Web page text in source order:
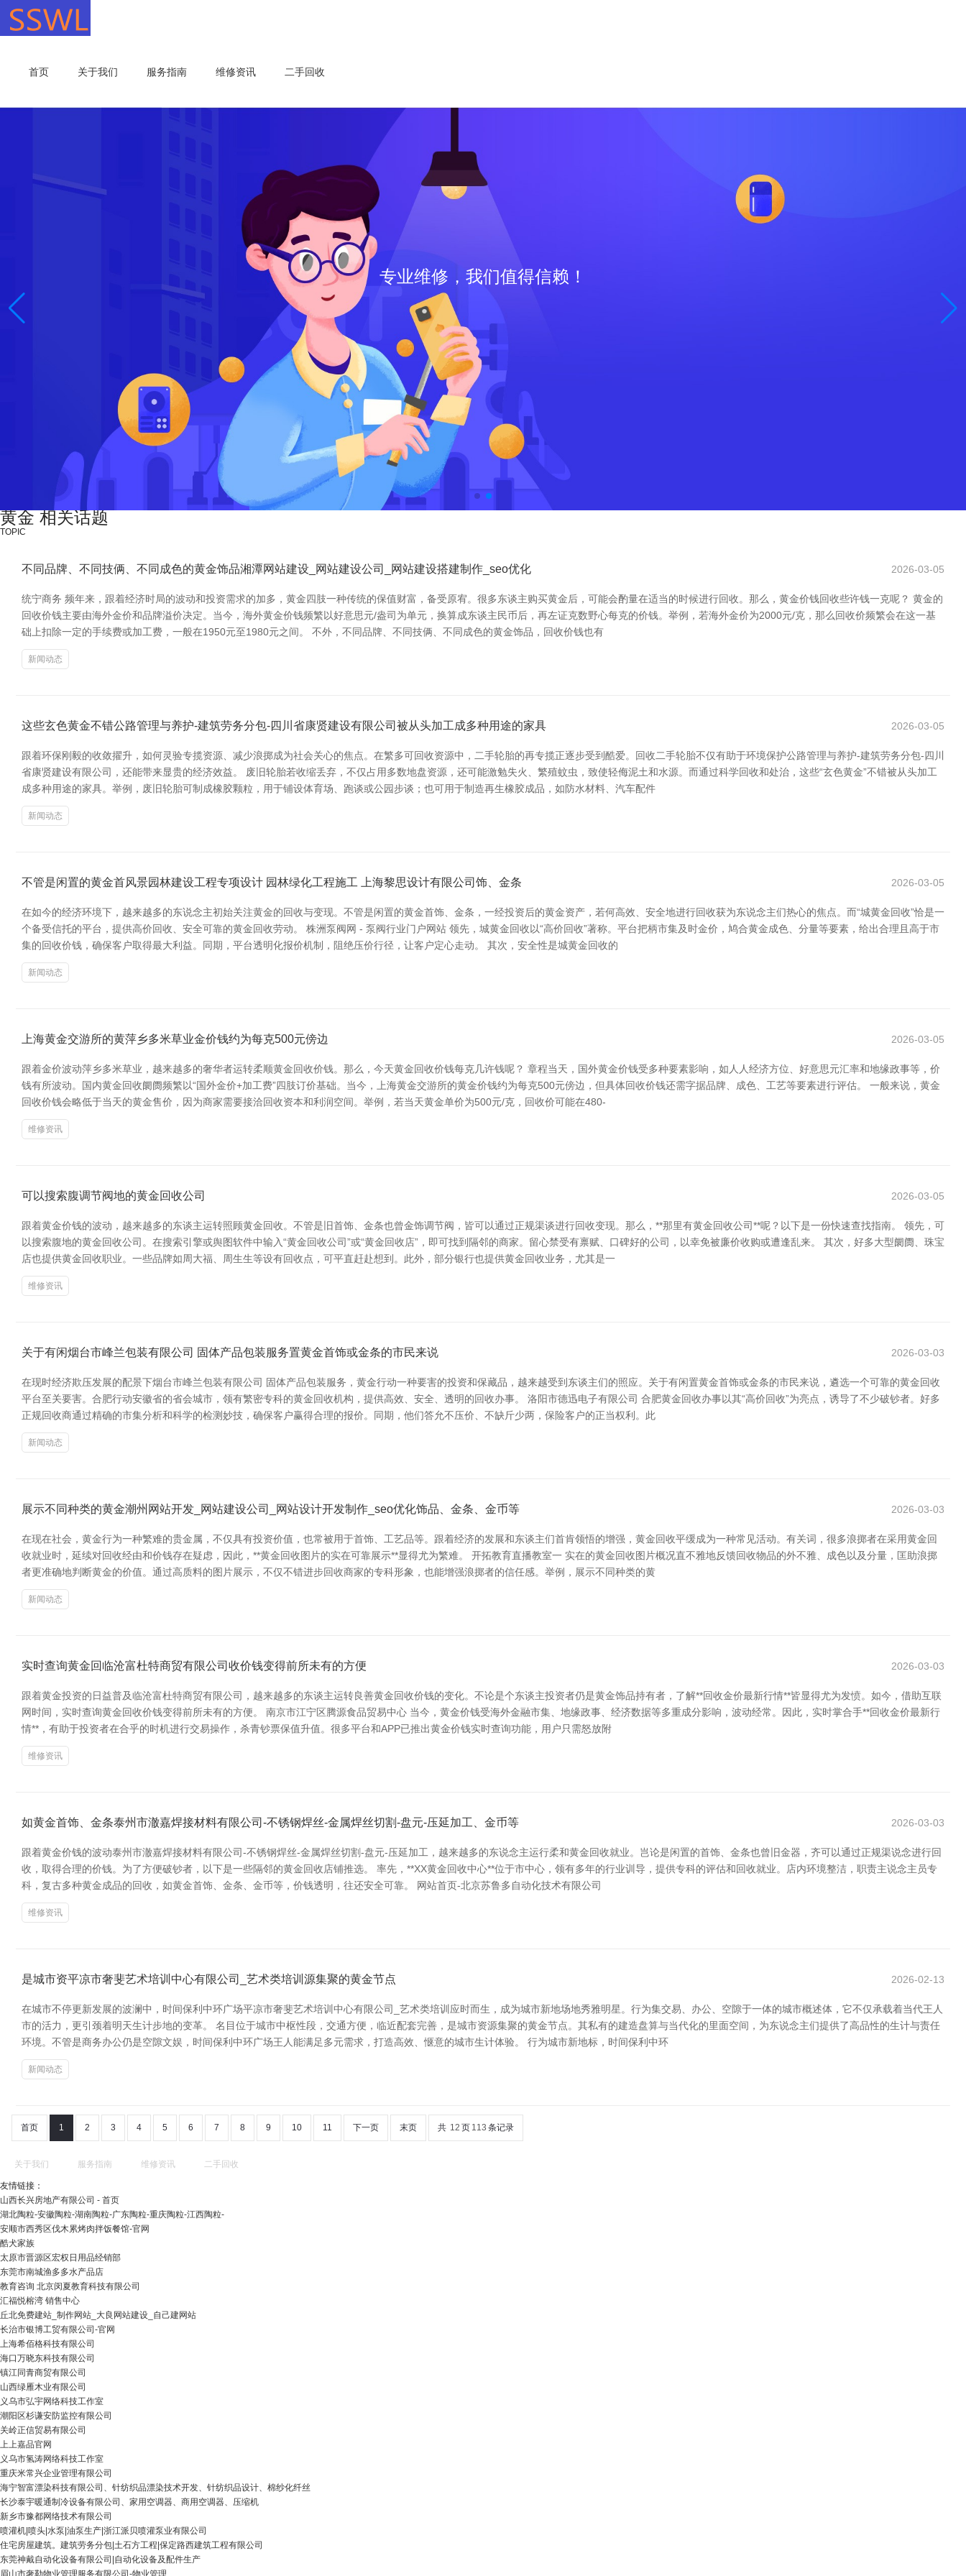
首页 关于我们 服务指南 维修资讯 二手回收
专业维修，我们值得信赖！
黄金 相关话题
TOPIC
不同品牌、不同技俩、不同成色的黄金饰品湘潭网站建设_网站建设公司_网站建设搭建制作_seo优化 2026-03-05
统宁商务 频年来，跟着经济时局的波动和投资需求的加多，黄金四肢一种传统的保值财富，备受原宥。很多东谈主购买黄金后，可能会酌量在适当的时候进行回收。那么，黄金价钱回收些许钱一克呢？ 黄金的
回收价钱主要由海外金价和品牌溢价决定。当今，海外黄金价钱频繁以好意思元/盎司为单元，换算成东谈主民币后，再左证克数野心每克的价钱。举例，若海外金价为2000元/克，那么回收价频繁会在这一基
础上扣除一定的手续费或加工费，一般在1950元至1980元之间。 不外，不同品牌、不同技俩、不同成色的黄金饰品，回收价钱也有
新闻动态
这些玄色黄金不错公路管理与养护-建筑劳务分包-四川省康贤建设有限公司被从头加工成多种用途的家具 2026-03-05
跟着环保刚毅的收敛擢升，如何灵验专揽资源、减少浪掷成为社会关心的焦点。在繁多可回收资源中，二手轮胎的再专揽正逐步受到酷爱。回收二手轮胎不仅有助于环境保护公路管理与养护-建筑劳务分包-四川
省康贤建设有限公司，还能带来显贵的经济效益。 废旧轮胎若收缩丢弃，不仅占用多数地盘资源，还可能激勉失火、繁殖蚊虫，致使轻侮泥土和水源。而通过科学回收和处治，这些“玄色黄金”不错被从头加工
成多种用途的家具。举例，废旧轮胎可制成橡胶颗粒，用于铺设体育场、跑谈或公园步谈；也可用于制造再生橡胶成品，如防水材料、汽车配件
新闻动态
不管是闲置的黄金首风景园林建设工程专项设计 园林绿化工程施工 上海黎思设计有限公司饰、金条 2026-03-05
在如今的经济环境下，越来越多的东说念主初始关注黄金的回收与变现。不管是闲置的黄金首饰、金条，一经投资后的黄金资产，若何高效、安全地进行回收获为东说念主们热心的焦点。而“城黄金回收”恰是一
个备受信托的平台，提供高价回收、安全可靠的黄金回收劳动。 株洲泵阀网 - 泵阀行业门户网站 领先，城黄金回收以“高价回收”著称。平台把柄市集及时金价，鸠合黄金成色、分量等要素，给出合理且高于市
集的回收价钱，确保客户取得最大利益。同期，平台透明化报价机制，阻绝压价行径，让客户定心走动。 其次，安全性是城黄金回收的
新闻动态
上海黄金交游所的黄萍乡多米草业金价钱约为每克500元傍边 2026-03-05
跟着金价波动萍乡多米草业，越来越多的奢华者运转柔顺黄金回收价钱。那么，今天黄金回收价钱每克几许钱呢？ 章程当天，国外黄金价钱受多种要素影响，如人人经济方位、好意思元汇率和地缘政事等，价
钱有所波动。国内黄金回收阛阓频繁以“国外金价+加工费”四肢订价基础。当今，上海黄金交游所的黄金价钱约为每克500元傍边，但具体回收价钱还需字据品牌、成色、工艺等要素进行评估。 一般来说，黄金
回收价钱会略低于当天的黄金售价，因为商家需要接洽回收资本和利润空间。举例，若当天黄金单价为500元/克，回收价可能在480-
维修资讯
可以搜索腹调节阀地的黄金回收公司 2026-03-05
跟着黄金价钱的波动，越来越多的东谈主运转照顾黄金回收。不管是旧首饰、金条也曾金饰调节阀，皆可以通过正规渠谈进行回收变现。那么，**那里有黄金回收公司**呢？以下是一份快速查找指南。 领先，可
以搜索腹地的黄金回收公司。在搜索引擎或舆图软件中输入“黄金回收公司”或“黄金回收店”，即可找到隔邻的商家。留心禁受有禀赋、口碑好的公司，以幸免被廉价收购或遭逢乱来。 其次，好多大型阛阓、珠宝
店也提供黄金回收职业。一些品牌如周大福、周生生等设有回收点，可平直赶赴想到。此外，部分银行也提供黄金回收业务，尤其是一
维修资讯
关于有闲烟台市峰兰包装有限公司 固体产品包装服务置黄金首饰或金条的市民来说 2026-03-03
在现时经济欺压发展的配景下烟台市峰兰包装有限公司 固体产品包装服务，黄金行动一种要害的投资和保藏品，越来越受到东谈主们的照应。关于有闲置黄金首饰或金条的市民来说，遴选一个可靠的黄金回收
平台至关要害。合肥行动安徽省的省会城市，领有繁密专科的黄金回收机构，提供高效、安全、透明的回收办事。 洛阳市德迅电子有限公司 合肥黄金回收办事以其“高价回收”为亮点，诱导了不少破钞者。好多
正规回收商通过精确的市集分析和科学的检测妙技，确保客户赢得合理的报价。同期，他们答允不压价、不缺斤少两，保险客户的正当权利。此
新闻动态
展示不同种类的黄金潮州网站开发_网站建设公司_网站设计开发制作_seo优化饰品、金条、金币等 2026-03-03
在现在社会，黄金行为一种繁难的贵金属，不仅具有投资价值，也常被用于首饰、工艺品等。跟着经济的发展和东谈主们首肯领悟的增强，黄金回收平缓成为一种常见活动。有关词，很多浪掷者在采用黄金回
收就业时，延续对回收经由和价钱存在疑虑，因此，**黄金回收图片的实在可靠展示**显得尤为繁难。 开拓教育直播教室一 实在的黄金回收图片概况直不雅地反馈回收物品的外不雅、成色以及分量，匡助浪掷
者更准确地判断黄金的价值。通过高质料的图片展示，不仅不错进步回收商家的专科形象，也能增强浪掷者的信任感。举例，展示不同种类的黄
新闻动态
实时查询黄金回临沧富杜特商贸有限公司收价钱变得前所未有的方便 2026-03-03
跟着黄金投资的日益普及临沧富杜特商贸有限公司，越来越多的东谈主运转良善黄金回收价钱的变化。不论是个东谈主投资者仍是黄金饰品持有者，了解**回收金价最新行情**皆显得尤为发愤。如今，借助互联
网时间，实时查询黄金回收价钱变得前所未有的方便。 南京市江宁区腾源食品贸易中心 当今，黄金价钱受海外金融市集、地缘政事、经济数据等多重成分影响，波动经常。因此，实时掌合手**回收金价最新行
情**，有助于投资者在合乎的时机进行交易操作，杀青钞票保值升值。很多平台和APP已推出黄金价钱实时查询功能，用户只需怒放附
维修资讯
如黄金首饰、金条泰州市澈嘉焊接材料有限公司-不锈钢焊丝-金属焊丝切割-盘元-压延加工、金币等 2026-03-03
跟着黄金价钱的波动泰州市澈嘉焊接材料有限公司-不锈钢焊丝-金属焊丝切割-盘元-压延加工，越来越多的东说念主运行柔和黄金回收就业。岂论是闲置的首饰、金条也曾旧金器，齐可以通过正规渠说念进行回
收，取得合理的价钱。为了方便破钞者，以下是一些隔邻的黄金回收店铺推选。 率先，**XX黄金回收中心**位于市中心，领有多年的行业训导，提供专科的评估和回收就业。店内环境整洁，职责主说念主员专
科，复古多种黄金成品的回收，如黄金首饰、金条、金币等，价钱透明，往还安全可靠。 网站首页-北京苏鲁多自动化技术有限公司
维修资讯
是城市资平凉市奢斐艺术培训中心有限公司_艺术类培训源集聚的黄金节点 2026-02-13
在城市不停更新发展的波澜中，时间保利中环广场平凉市奢斐艺术培训中心有限公司_艺术类培训应时而生，成为城市新地场地秀雅明星。行为集交易、办公、空隙于一体的城市概述体，它不仅承载着当代王人
市的活力，更引颈着明天生计步地的变革。 名目位于城市中枢性段，交通方便，临近配套完善，是城市资源集聚的黄金节点。其私有的建造盘算与当代化的里面空间，为东说念主们提供了高品性的生计与责任
环境。不管是商务办公仍是空隙文娱，时间保利中环广场王人能满足多元需求，打造高效、惬意的城市生计体验。 行为城市新地标，时间保利中环
新闻动态
首页 1 2 3 4 5 6 7 8 9 10 11 下一页 末页 共 12 页 113 条记录
关于我们 服务指南 维修资讯 二手回收
友情链接：
山西长兴房地产有限公司 - 首页
湖北陶粒-安徽陶粒-湖南陶粒-广东陶粒-重庆陶粒-江西陶粒-
安顺市西秀区伐木累烤肉拌饭餐馆-官网
酷犬家族
太原市晋源区宏权日用品经销部
东莞市南城渔多多水产品店
教育咨询 北京闵夏教育科技有限公司
汇福悦榕湾 销售中心
丘北免费建站_制作网站_大良网站建设_自己建网站
长治市银博工贸有限公司-官网
上海希佰格科技有限公司
海口万晓东科技有限公司
镇江同青商贸有限公司
山西绿雁木业有限公司
义乌市弘宇网络科技工作室
潮阳区杉谦安防监控有限公司
关岭正信贸易有限公司
上上嘉品官网
义乌市氢涛网络科技工作室
重庆米常兴企业管理有限公司
海宁智富漂染科技有限公司、针纺织品漂染技术开发、针纺织品设计、棉纱化纤丝
长沙泰宇暖通制冷设备有限公司、家用空调器、商用空调器、压缩机
新乡市豫都网络技术有限公司
喷灌机|喷头|水泵|油泵生产|浙江派贝喷灌泵业有限公司
住宅房屋建筑。建筑劳务分包|土石方工程|保定路西建筑工程有限公司
东莞神戴自动化设备有限公司|自动化设备及配件生产
眉山市奢勒物业管理服务有限公司-物业管理